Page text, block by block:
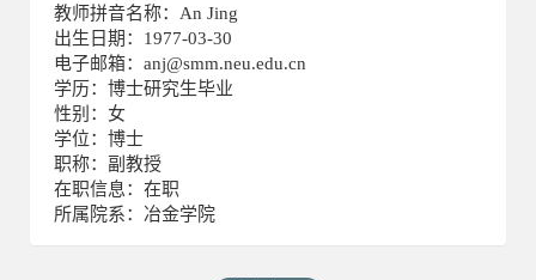
教师拼音名称：An Jing
出生日期：1977-03-30
电子邮箱： anj@smm.neu.edu.cn
学历：博士研究生毕业
性别：女
学位：博士
职称：副教授
在职信息：在职
所属院系：冶金学院